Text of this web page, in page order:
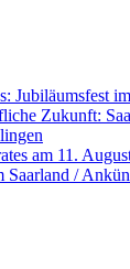
Jubiläumsfest
Zukunft:
am 11.
Saarland /